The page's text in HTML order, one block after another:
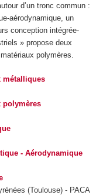
d’un tronc commun :
aérodynamique, un
conception intégrée-
» propose deux
polymères.
métalliques
polymères
- Aérodynamique
(Toulouse) - PACA